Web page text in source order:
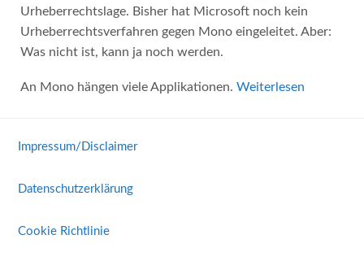
Urheberrechtslage. Bisher hat Microsoft noch kein
Urheberrechtsverfahren gegen Mono eingeleitet. Aber:
Was nicht ist, kann ja noch werden.
An Mono hängen viele Applikationen. Weiterlesen
Impressum/Disclaimer
Datenschutzerklärung
Cookie Richtlinie